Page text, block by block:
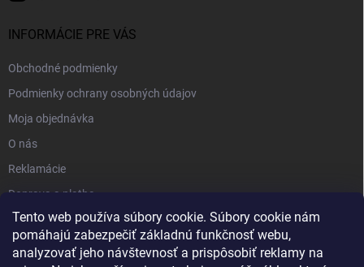
Tento web používa súbory cookie. Súbory cookie nám
pomáhajú zabezpečiť základnú funkčnosť webu,
analyzovať jeho návštevnosť a prispôsobiť reklamy na
INFORMÁCIE PRE VÁS
Obchodné podmienky
Podmienky ochrany osobných údajov
Moja objednávka
O nás
Reklamácie
Doprava a platba
Kontakt
Blog